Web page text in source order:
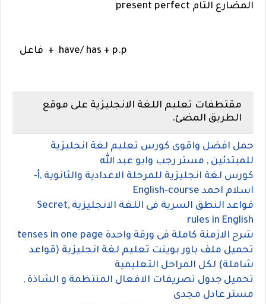
المضارع التام present perfect
+ فاعل
مقتطفات تعليم اللغة الانجليزية على موقع
الطريق المضئ.
حمل افضل واقوى كورس تعليم لغة انجليزية
للمبتدئين , مستر رجب وابو عبد الله
كورس لغة انجليزية للمرحلة الاعدادية والثانوية ,أ-
اسلام احمد English-course
قواعد النطق السرية فى اللغة الانجليزية ,Secret
rules in English
شرح الازمنة كاملة فى ورقة واحدة tenses in one page
تحميل ملف باور بوينت تعليم لغة انجليزية (قواعد
شاملة) لكل المراحل التعليمية
تحميل جدول تصريفات الافعال المنتظمة و الشاذة ,
مستر عادل مجدى